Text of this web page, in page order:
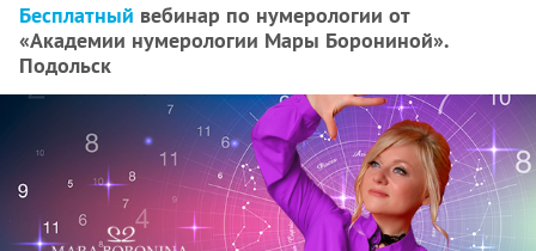
Бесплатный вебинар по нумерологии от
«Академии нумерологии Мары Борониной».
Подольск